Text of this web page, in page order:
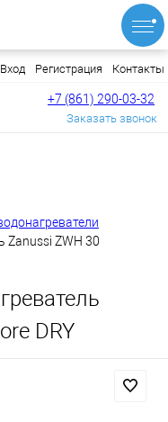
Вход Регистрация Контакты
+7 (861) 290-03-32
Заказать звонок
Zanussi ZWH 30
DRY